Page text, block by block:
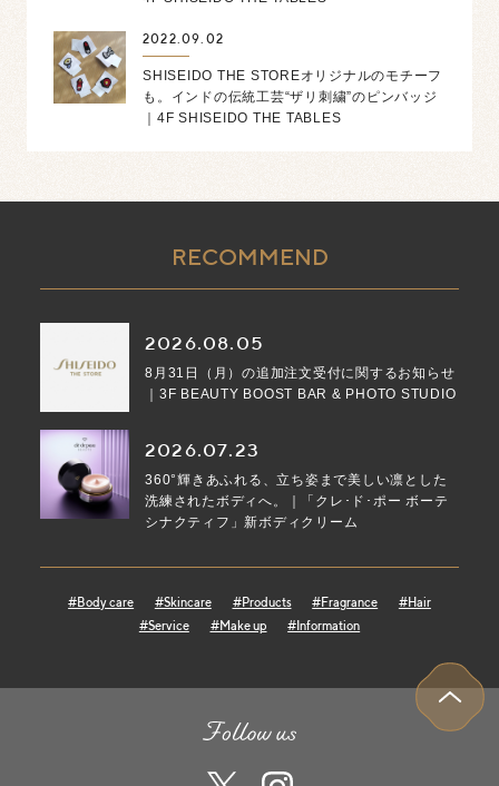
2022.09.02
SHISEIDO THE STOREオリジナルのモチーフ
も。インドの伝統工芸“ザリ刺繍”のピンバッジ
｜4F SHISEIDO THE TABLES
RECOMMEND
2026.08.05
8月31日（月）の追加注文受付に関するお知らせ
｜3F BEAUTY BOOST BAR & PHOTO STUDIO
2026.07.23
360°輝きあふれる、立ち姿まで美しい凛とした
洗練されたボディへ。｜「クレ･ド･ポー ボーテ
シナクティフ」新ボディクリーム
#Body care #Skincare #Products #Fragrance
#Hair
#Service
#Make up #Information